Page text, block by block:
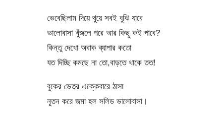
ভেবেছিলাম দিয়ে থুয়ে সবই বুঝি যাবে
ভালোবাসা খুঁজলে পরে আর কিছু কই পাবে?
কিন্তু দেখো অবাক ব্যাপার কতো
যত দিচ্ছি কমছে না তো,বাড়তে থাকে তত!
বুকের ভেতর এক্কেবারে ঠাসা
নূতন করে জমা হল সলিড ভালোবাসা।